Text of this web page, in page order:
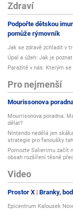
Zdraví
Podpořte dětskou
pomůže rýmovník
Jak se zdravě zchladit v
Úpal a úžeh: Jak je
Parazité v nás: Kterým
Pro nejmenší
Mourissonova
Mourrisonova poradna:
dělat?
Nintendo nedělá jen
strategie pro fanoušky
Pomozte Salierimu začít
obsah rozšíření těsně
Video
Prostor X Branky,
Epicentrum Kalousek